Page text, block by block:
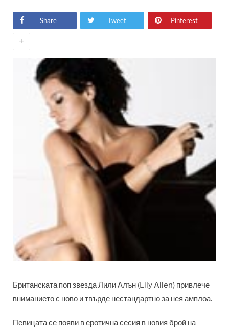
Share Tweet Pinterest
+
Британската поп звезда Лили Алън (Lily Allen) привлече
вниманието с ново и твърде нестандартно за нея амплоа.
Певицата се появи в еротична сесия в новия брой на